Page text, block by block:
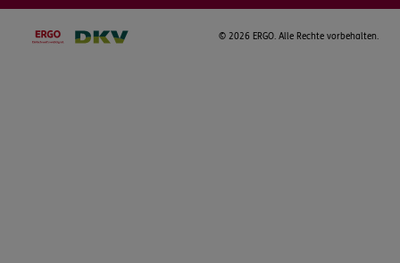
© 2026 ERGO. Alle Rechte vorbehalten.